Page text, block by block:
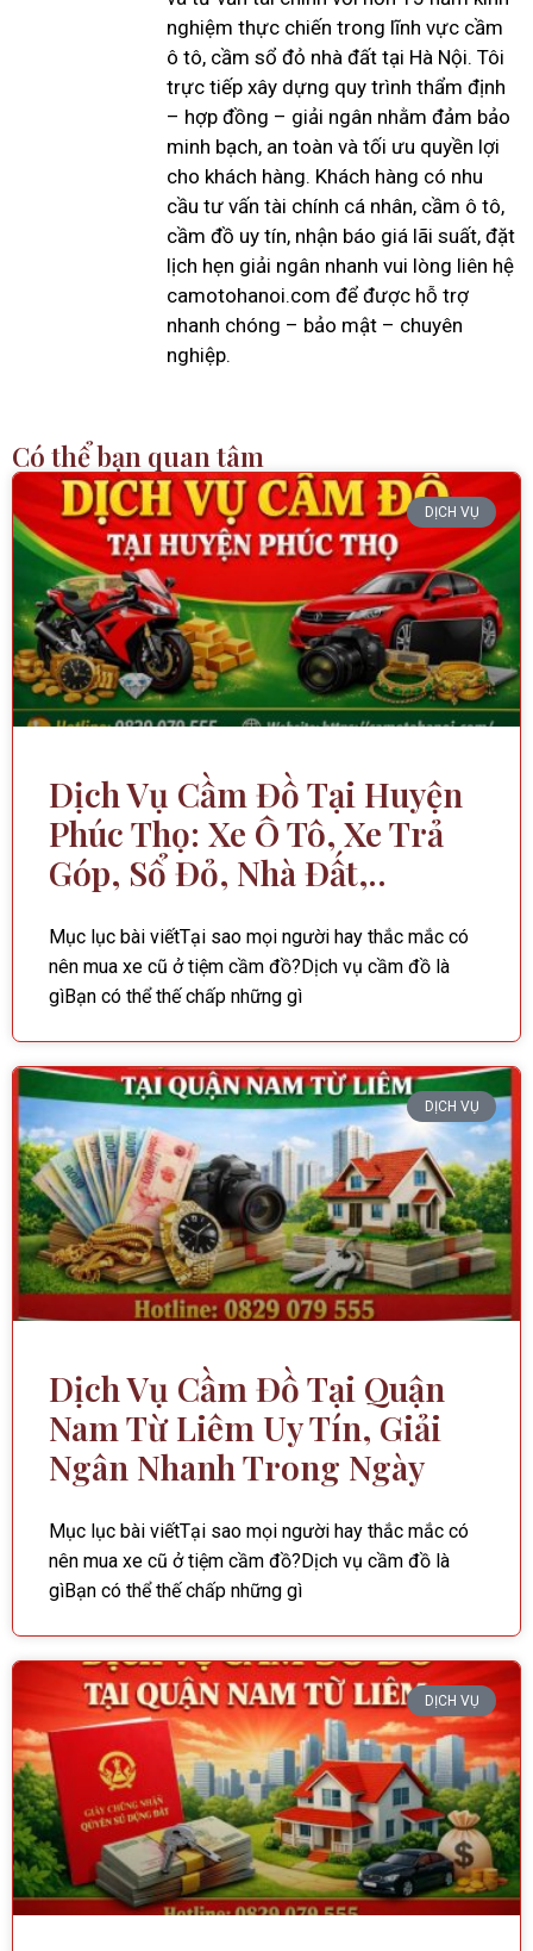
nghiệm thực chiến trong lĩnh vực cầm
ô tô, cầm sổ đỏ nhà đất tại Hà Nội. Tôi
trực tiếp xây dựng quy trình thẩm định
– hợp đồng – giải ngân nhằm đảm bảo
minh bạch, an toàn và tối ưu quyền lợi
cho khách hàng. Khách hàng có nhu
cầu tư vấn tài chính cá nhân, cầm ô tô,
cầm đồ uy tín, nhận báo giá lãi suất, đặt
lịch hẹn giải ngân nhanh vui lòng liên hệ
camotohanoi.com để được hỗ trợ
nhanh chóng – bảo mật – chuyên
nghiệp.
Có thể bạn quan tâm
DỊCH VỤ
Dịch Vụ Cầm Đồ Tại Huyện
Phúc Thọ: Xe Ô Tô, Xe Trả
Góp, Sổ Đỏ, Nhà Đất,..
Mục lục bài viếtTại sao mọi người hay thắc mắc có
nên mua xe cũ ở tiệm cầm đồ?Dịch vụ cầm đồ là
gìBạn có thể thế chấp những gì
DỊCH VỤ
Dịch Vụ Cầm Đồ Tại Quận
Nam Từ Liêm Uy Tín, Giải
Ngân Nhanh Trong Ngày
Mục lục bài viếtTại sao mọi người hay thắc mắc có
nên mua xe cũ ở tiệm cầm đồ?Dịch vụ cầm đồ là
gìBạn có thể thế chấp những gì
DỊCH VỤ